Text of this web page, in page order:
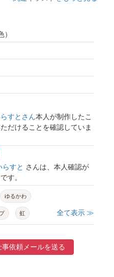
すとさん本人が制作したこ
だけることを確認していま
らすと さんは、本人確認が
す。
ゆるかわ
虹
模様 平成
全て表示 ≫
事依頼メールを送る